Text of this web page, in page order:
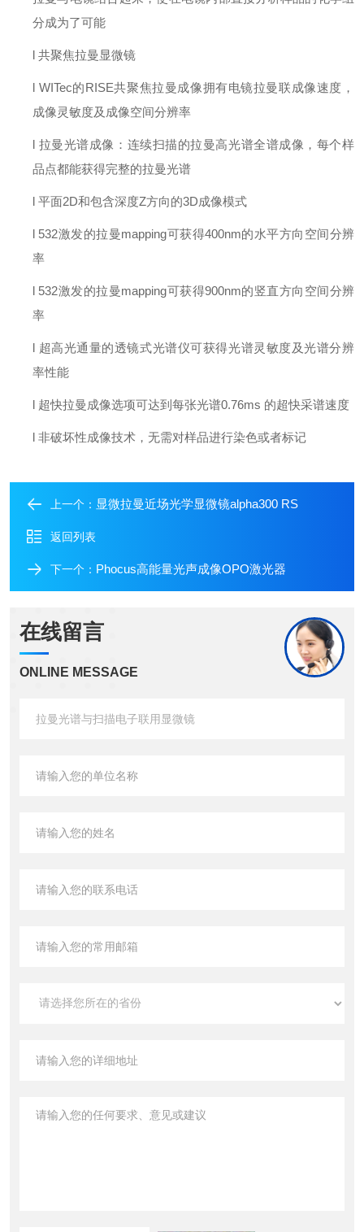
分成为了可能
l 共聚焦拉曼显微镜
l WITec的RISE共聚焦拉曼成像拥有电镜拉曼联成像速度 ，
成像灵敏度及成像空间分辨率
l 拉曼光谱成像 ： 连续扫描的拉曼高光谱全谱成像 ，每个样
品点都能获得完整的拉曼光谱
l 平面2D和包含深度Z方向的3D成像模式
l 532激发的拉曼mapping可获得400nm的水平方向空间分辨
率
l 532激发的拉曼mapping可获得900nm的竖直方向空间分辨
率
l 超高光通量的透镜式光谱仪可获得光谱灵敏度及光谱分辨
率性能
l 超快拉曼成像选项可达到每张光谱0.76ms 的超快采谱速度
l 非破坏性成像技术 ， 无需对样品进行染色或者标记
上一个： 显微拉曼近场光学显微镜alpha300 RS
返回列表
下一个： Phocus高能量光声成像OPO激光器
在线留言
ONLINE MESSAGE